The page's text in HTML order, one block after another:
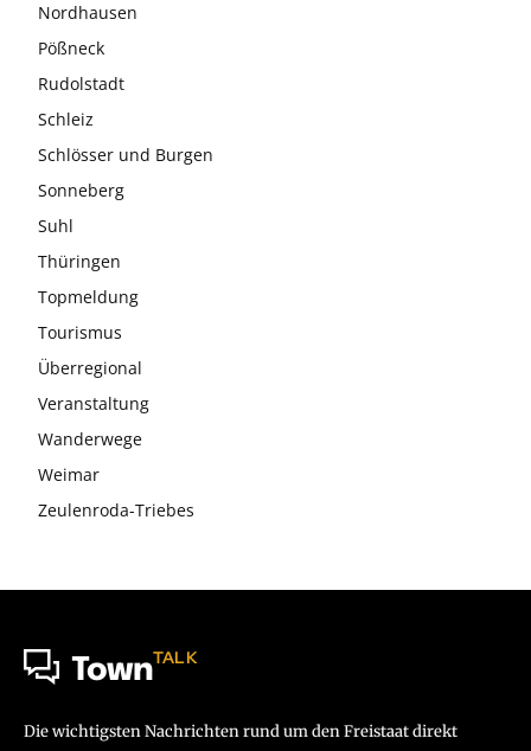
Nordhausen
Pößneck
Rudolstadt
Schleiz
Schlösser und Burgen
Sonneberg
Suhl
Thüringen
Topmeldung
Tourismus
Überregional
Veranstaltung
Wanderwege
Weimar
Zeulenroda-Triebes
TownTALK
Die wichtigsten Nachrichten rund um den Freistaat direkt